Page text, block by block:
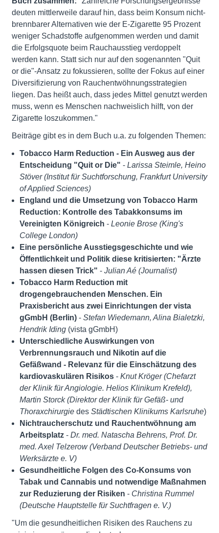
deuten mittlerweile darauf hin, dass beim Konsum nicht-
brennbarer Alternativen wie der E-Zigarette 95 Prozent
weniger Schadstoffe aufgenommen werden und damit
die Erfolgsquote beim Rauchausstieg verdoppelt
werden kann. Statt sich nur auf den sogenannten "Quit
or die"-Ansatz zu fokussieren, sollte der Fokus auf einer
Diversifizierung von Rauchentwöhnungsstrategien
liegen. Das heißt auch, dass jedes Mittel genutzt werden
muss, wenn es Menschen nachweislich hilft, von der
Zigarette loszukommen."
Beiträge gibt es in dem Buch u.a. zu folgenden Themen:
Tobacco Harm Reduction - Ein Ausweg aus der
Entscheidung "Quit or Die" - Larissa Steimle, Heino
Stöver (Institut für Suchtforschung, Frankfurt University
of Applied Sciences)
England und die Umsetzung von Tobacco Harm
Reduction: Kontrolle des Tabakkonsums im
Vereinigten Königreich - Leonie Brose (King's
College London)
Eine persönliche Ausstiegsgeschichte und wie
Öffentlichkeit und Politik diese kritisierten: "Ärzte
hassen diesen Trick" - Julian Aé (Journalist)
Tobacco Harm Reduction mit
drogengebrauchenden Menschen. Ein
Praxisbericht aus zwei Einrichtungen der vista
gGmbH (Berlin) - Stefan Wiedemann, Alina Bialetzki,
Hendrik Iding (vista gGmbH)
Unterschiedliche Auswirkungen von
Verbrennungsrauch und Nikotin auf die
Gefäßwand - Relevanz für die Einschätzung des
kardiovaskulären Risikos - Knut Kröger (Chefarzt
der Klinik für Angiologie. Helios Klinikum Krefeld),
Martin Storck (Direktor der Klinik für Gefäß- und
Thoraxchirurgie des Städtischen Klinikums Karlsruhe)
Nichtraucherschutz und Rauchentwöhnung am
Arbeitsplatz - Dr. med. Natascha Behrens, Prof. Dr.
med. Axel Telzerow (Verband Deutscher Betriebs- und
Werksärzte e. V)
Gesundheitliche Folgen des Co-Konsums von
Tabak und Cannabis und notwendige Maßnahmen
zur Reduzierung der Risiken - Christina Rummel
(Deutsche Hauptstelle für Suchtfragen e. V.)
"Um die gesundheitlichen Risiken des Rauchens zu